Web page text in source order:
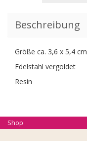
Menge
Beschreibung
Größe ca. 3,6 x 5,4 cm
Edelstahl vergoldet
Resin
Shop